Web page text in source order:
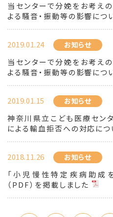
当センターで分娩をお考え
よる騒音・振動等の影響に
2019.01.24 お知らせ
当センターで分娩をお考え
よる騒音・振動等の影響に
2019.01.15 お知らせ
神奈川県立こども医療セン
による輸血拒否への対応に
2018.11.26 お知らせ
「小児慢性特定疾病助成
（PDF）を掲載しました